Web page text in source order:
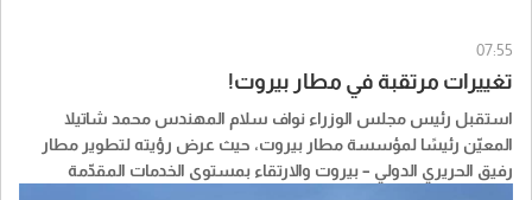
07:55
تغييرات مرتقبة في مطار بيروت!
استقبل رئيس مجلس الوزراء نواف سلام المهندس محمد شاتيلا
المعيّن رئيسًا لمؤسسة مطار بيروت، حيث عرض رؤيته لتطوير مطار
رفيق الحريري الدولي – بيروت والارتقاء بمستوى الخدمات المقدّمة